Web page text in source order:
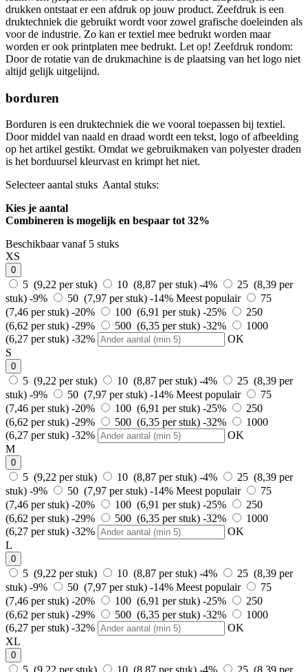
drukken ontstaat er een afdruk op jouw product. Zeefdruk is een
druktechniek die gebruikt wordt voor zowel grafische doeleinden als
voor de industrie. Zo kan er textiel mee bedrukt worden maar
worden er ook printplaten mee bedrukt. Let op! Zeefdruk rondom:
Door de rotatie van de drukmachine is de plaatsing van het logo niet
altijd gelijk uitgelijnd.
borduren
Borduren is een druktechniek die we vooral toepassen bij textiel.
Door middel van naald en draad wordt een tekst, logo of afbeelding
op het artikel gestikt. Omdat we gebruikmaken van polyester draden
is het borduursel kleurvast en krimpt het niet.
Selecteer aantal stuks Aantal stuks:
Kies je aantal
Combineren is mogelijk en bespaar tot 32%
Beschikbaar vanaf 5 stuks
XS
0
5 (9,22 per stuk) 10 (8,87 per stuk) -4%
25 (8,39 per
stuk) -9% 50 (7,97 per stuk) -14% Meest populair
75
(7,46 per stuk) -20% 100 (6,91 per stuk) -25%
250
(6,62 per stuk) -29% 500 (6,35 per stuk) -32%
1000
(6,27 per stuk) -32%
OK
S
0
5 (9,22 per stuk) 10 (8,87 per stuk) -4%
25 (8,39 per
stuk) -9% 50 (7,97 per stuk) -14% Meest populair
75
(7,46 per stuk) -20% 100 (6,91 per stuk) -25%
250
(6,62 per stuk) -29% 500 (6,35 per stuk) -32%
1000
(6,27 per stuk) -32%
OK
M
0
5 (9,22 per stuk) 10 (8,87 per stuk) -4%
25 (8,39 per
stuk) -9% 50 (7,97 per stuk) -14% Meest populair
75
(7,46 per stuk) -20% 100 (6,91 per stuk) -25%
250
(6,62 per stuk) -29% 500 (6,35 per stuk) -32%
1000
(6,27 per stuk) -32%
OK
L
0
5 (9,22 per stuk) 10 (8,87 per stuk) -4%
25 (8,39 per
stuk) -9% 50 (7,97 per stuk) -14% Meest populair
75
(7,46 per stuk) -20% 100 (6,91 per stuk) -25%
250
(6,62 per stuk) -29% 500 (6,35 per stuk) -32%
1000
(6,27 per stuk) -32%
OK
XL
0